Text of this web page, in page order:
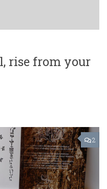
rise from your
2